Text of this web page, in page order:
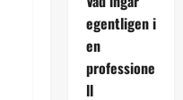
egentligen i
en
professione
ll